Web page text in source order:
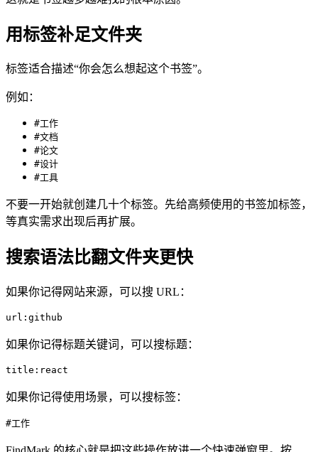
用标签补足文件夹
标签适合描述“你会怎么想起这个书签”。
例如：
#工作
#文档
#论文
#设计
#工具
不要一开始就创建几十个标签。先给高频使用的书签加标签，
等真实需求出现后再扩展。
搜索语法比翻文件夹更快
如果你记得网站来源，可以搜 URL：
url:github
如果你记得标题关键词，可以搜标题：
title:react
如果你记得使用场景，可以搜标签：
#工作